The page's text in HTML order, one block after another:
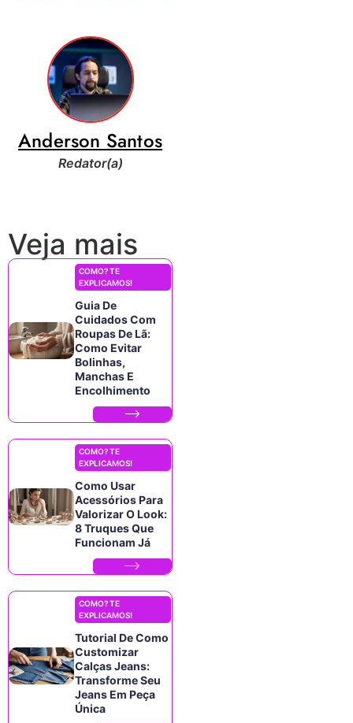
Anderson Santos
Redator(a)
Veja mais
COMO? TE
EXPLICAMOS!
Guia De
Cuidados Com
Roupas De Lã:
Como Evitar
Bolinhas,
Manchas E
Encolhimento
COMO? TE
EXPLICAMOS!
Como Usar
Acessórios Para
Valorizar O Look:
8 Truques Que
Funcionam Já
COMO? TE
EXPLICAMOS!
Tutorial De Como
Customizar
Calças Jeans:
Transforme Seu
Jeans Em Peça
Única